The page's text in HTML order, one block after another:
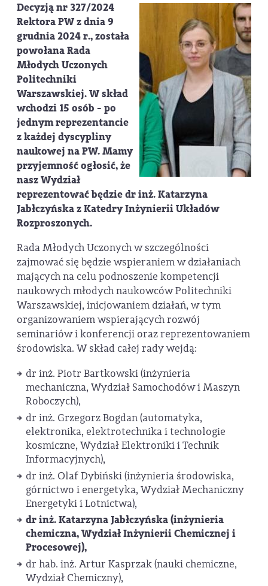
Decyzją nr 327/2024
Rektora PW z dnia 9
grudnia 2024 r., została
powołana Rada
Młodych Uczonych
Politechniki
Warszawskiej. W skład
wchodzi 15 osób - po
jednym reprezentancie
z każdej dyscypliny
naukowej na PW. Mamy
przyjemność ogłosić, że
nasz Wydział
reprezentować będziedr inż. Katarzyna
Jabłczyńskaz Katedry Inżynierii Układów
Rozproszonych.
Rada Młodych Uczonych w szczególności
zajmować się będzie wspieraniem w działaniach
mających na celu podnoszenie kompetencji
naukowych młodych naukowców Politechniki
Warszawskiej, inicjowaniem działań, w tym
organizowaniem wspierających rozwój
seminariów i konferencji oraz reprezentowaniem
środowiska. W skład całej rady wejdą:
dr inż. Piotr Bartkowski (inżynieria
mechaniczna, Wydział Samochodów i Maszyn
Roboczych),
dr inż. Grzegorz Bogdan (automatyka,
elektronika, elektrotechnika i technologie
kosmiczne, Wydział Elektroniki i Technik
Informacyjnych),
dr inż. Olaf Dybiński (inżynieria środowiska,
górnictwo i energetyka, Wydział Mechaniczny
Energetyki i Lotnictwa),
dr inż. Katarzyna Jabłczyńska (inżynieria
chemiczna, Wydział Inżynierii Chemicznej i
Procesowej),
dr hab. inż. Artur Kasprzak (nauki chemiczne,
Wydział Chemiczny),